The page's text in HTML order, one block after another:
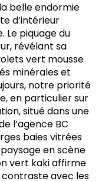
belle endormie
d’intérieur
Le piquage du
révélant sa
vert mousse
minérales et
notre priorité
en particulier sur
situé dans une
l’agence BC
baies vitrées
en scène
vert kaki affirme
avec les